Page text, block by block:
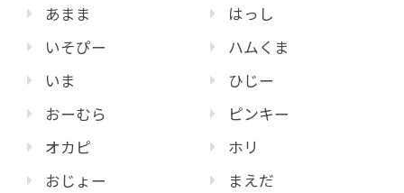
あまま
いそぴー
いま
おーむら
オカピ
おじょー
はっし
ハムくま
ひじー
ピンキー
ホリ
まえだ